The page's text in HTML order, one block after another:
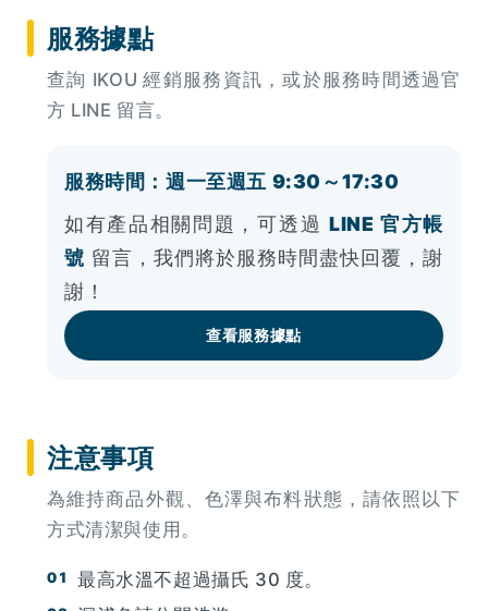
服務據點
查詢 IKOU 經銷服務資訊，或於服務時間透過官
方 LINE 留言。
服務時間：週一至週五 9:30～17:30
如有產品相關問題，可透過 LINE 官方帳
號 留言，我們將於服務時間盡快回覆，謝
謝！
查看服務據點
注意事項
為維持商品外觀、色澤與布料狀態，請依照以下
方式清潔與使用。
最高水溫不超過攝氏 30 度。